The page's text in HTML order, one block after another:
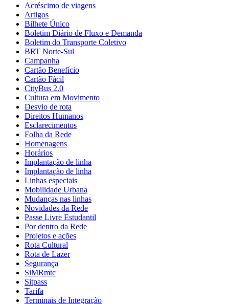
Acréscimo de viagens
Artigos
Bilhete Único
Boletim Diário de Fluxo e Demanda
Boletim do Transporte Coletivo
BRT Norte-Sul
Campanha
Cartão Benefício
Cartão Fácil
CityBus 2.0
Cultura em Movimento
Desvio de rota
Direitos Humanos
Esclarecimentos
Folha da Rede
Homenagens
Horários
Implantação de linha
Implantação de linha
Linhas especiais
Mobilidade Urbana
Mudanças nas linhas
Novidades da Rede
Passe Livre Estudantil
Por dentro da Rede
Projetos e ações
Rota Cultural
Rota de Lazer
Segurança
SiMRmtc
Sitpass
Tarifa
Terminais de Integração